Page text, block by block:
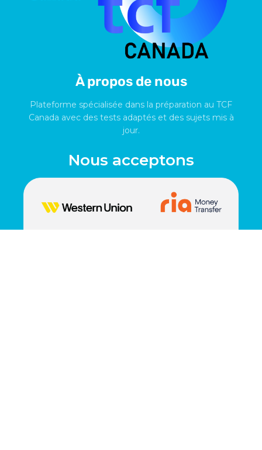
À propos de nous
Plateforme spécialisée dans la préparation au TCF
Canada avec des tests adaptés et des sujets mis à
jour.
Nous acceptons